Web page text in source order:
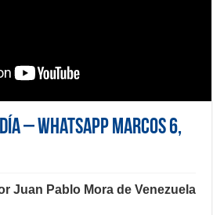
– Whatsapp Marcos 6,
Juan Pablo Mora de Venezuela